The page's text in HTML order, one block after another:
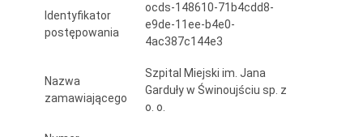
zabudowa
ginekologiczno-
Identyfikator
postępowania
ocds-148610-71b4cdd8-
e9de-11ee-b4e0-
4ac387c144e3
Nazwa
zamawiającego
Szpital Miejski im. Jana
Garduły w Świnoujściu sp. z
o. o.